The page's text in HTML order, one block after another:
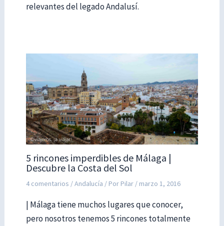
relevantes del legado Andalusí.
5 rincones imperdibles de Málaga |
Descubre la Costa del Sol
4 comentarios /Andalucía / Por Pilar / marzo 1, 2016
| Málaga tiene muchos lugares que conocer,
pero nosotros tenemos 5 rincones totalmente